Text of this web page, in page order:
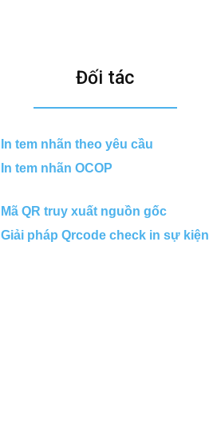
Đối tác
In tem nhãn theo yêu cầu
In tem nhãn OCOP
Mã QR truy xuất nguồn gốc
Giải pháp Qrcode check in sự kiện